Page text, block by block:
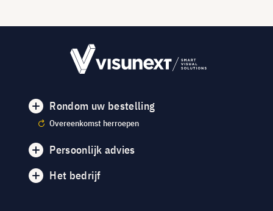
Rondom uw bestelling
Overeenkomst herroepen
Persoonlijk advies
Het bedrijf